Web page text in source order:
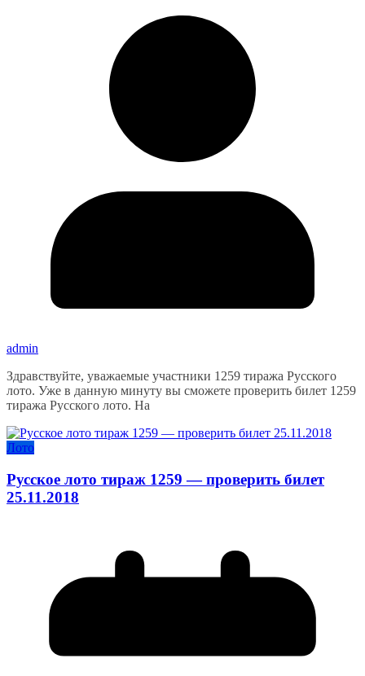
admin
Здравствуйте, уважаемые участники 1259 тиража Русского
лото. Уже в данную минуту вы сможете проверить билет 1259
тиража Русского лото. На
Лото
Русское лото тираж 1259 — проверить билет
25.11.2018